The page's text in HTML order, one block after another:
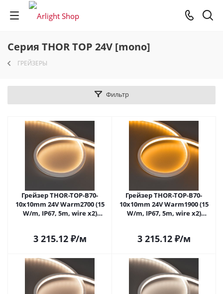
Серия THOR TOP 24V [mono]
ГРЕЙЗЕРЫ
Фильтр
Грейзер THOR-TOP-B70-
10x10mm 24V Warm2700 (15
W/m, IP67, 5m, wire x2)
3 215.12₽/м
Грейзер THOR-TOP-B70-
10x10mm 24V Warm1900 (15
W/m, IP67, 5m, wire x2)
3 215.12₽/м